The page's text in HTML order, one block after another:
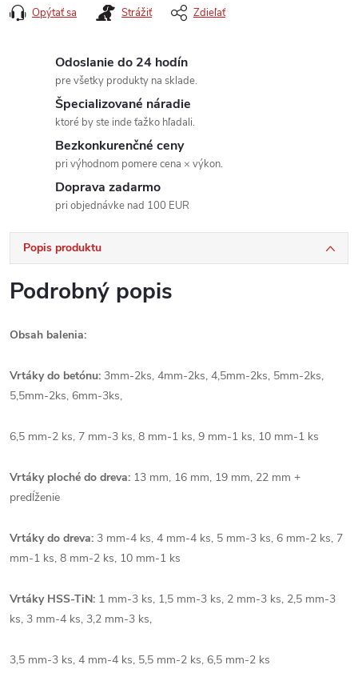
Opýtať sa Strážiť Zdieľať
Odoslanie do 24 hodín
pre všetky produkty na sklade.
Špecializované náradie
ktoré by ste inde ťažko hľadali.
Bezkonkurenčné ceny
pri výhodnom pomere cena × výkon.
Doprava zadarmo
pri objednávke nad 100 EUR
Popis produktu
Podrobný popis
Obsah balenia:
Vrtáky do betónu: 3mm-2ks, 4mm-2ks, 4,5mm-2ks, 5mm-2ks,
5,5mm-2ks, 6mm-3ks,
6,5 mm-2 ks, 7 mm-3 ks, 8 mm-1 ks, 9 mm-1 ks, 10 mm-1 ks
Vrtáky ploché do dreva: 13 mm, 16 mm, 19 mm, 22 mm +
predĺženie
Vrtáky do dreva: 3 mm-4 ks, 4 mm-4 ks, 5 mm-3 ks, 6 mm-2 ks, 7
mm-1 ks, 8 mm-2 ks, 10 mm-1 ks
Vrtáky HSS-TiN: 1 mm-3 ks, 1,5 mm-3 ks, 2 mm-3 ks, 2,5 mm-3
ks, 3 mm-4 ks, 3,2 mm-3 ks,
3,5 mm-3 ks, 4 mm-4 ks, 5,5 mm-2 ks, 6,5 mm-2 ks